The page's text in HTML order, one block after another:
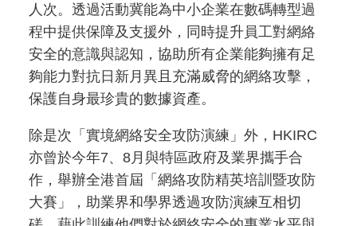
人次。透過活動冀能為中小企業在數碼轉型過
程中提供保障及支援外，同時提升員工對網絡
安全的意識與認知，協助所有企業能夠擁有足
夠能力對抗日新月異且充滿威脅的網絡攻擊，
保護自身最珍貴的數據資產。
除是次「實境網絡安全攻防演練」外，HKIRC
亦曾於今年7、8月與特區政府及業界攜手合
作，舉辦全港首屆「網絡攻防精英培訓暨攻防
大賽」，助業界和學界透過攻防演練互相切